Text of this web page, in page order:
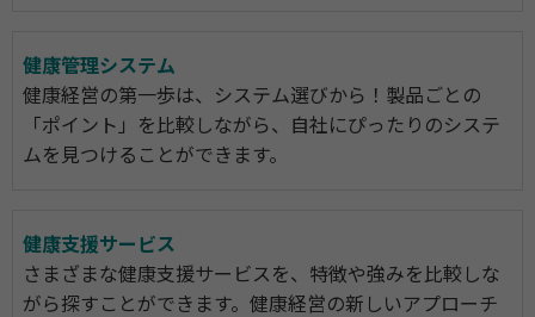
健康管理システム
健康経営の第一歩は、システム選びから！製品ごとの
「ポイント」を比較しながら、自社にぴったりのシステ
ムを見つけることができます。
健康支援サービス
さまざまな健康支援サービスを、特徴や強みを比較しな
がら探すことができます。健康経営の新しいアプローチ